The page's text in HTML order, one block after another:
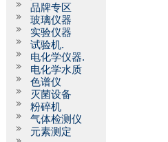
品牌专区
玻璃仪器
实验仪器
试验机.
电化学仪器.
电化学水质
色谱仪
灭菌设备
粉碎机
气体检测仪
元素测定